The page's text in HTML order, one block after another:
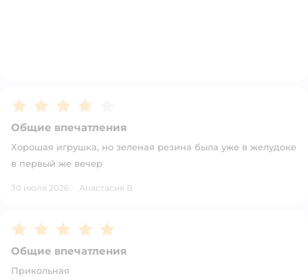
Рейтинг:4
Общие впечатления
Хорошая игрушка, но зеленая резина была уже в желудоке
в первый же вечер
30 июля 2026 · Анастасия В.
Рейтинг:5
Общие впечатления
Прикольная